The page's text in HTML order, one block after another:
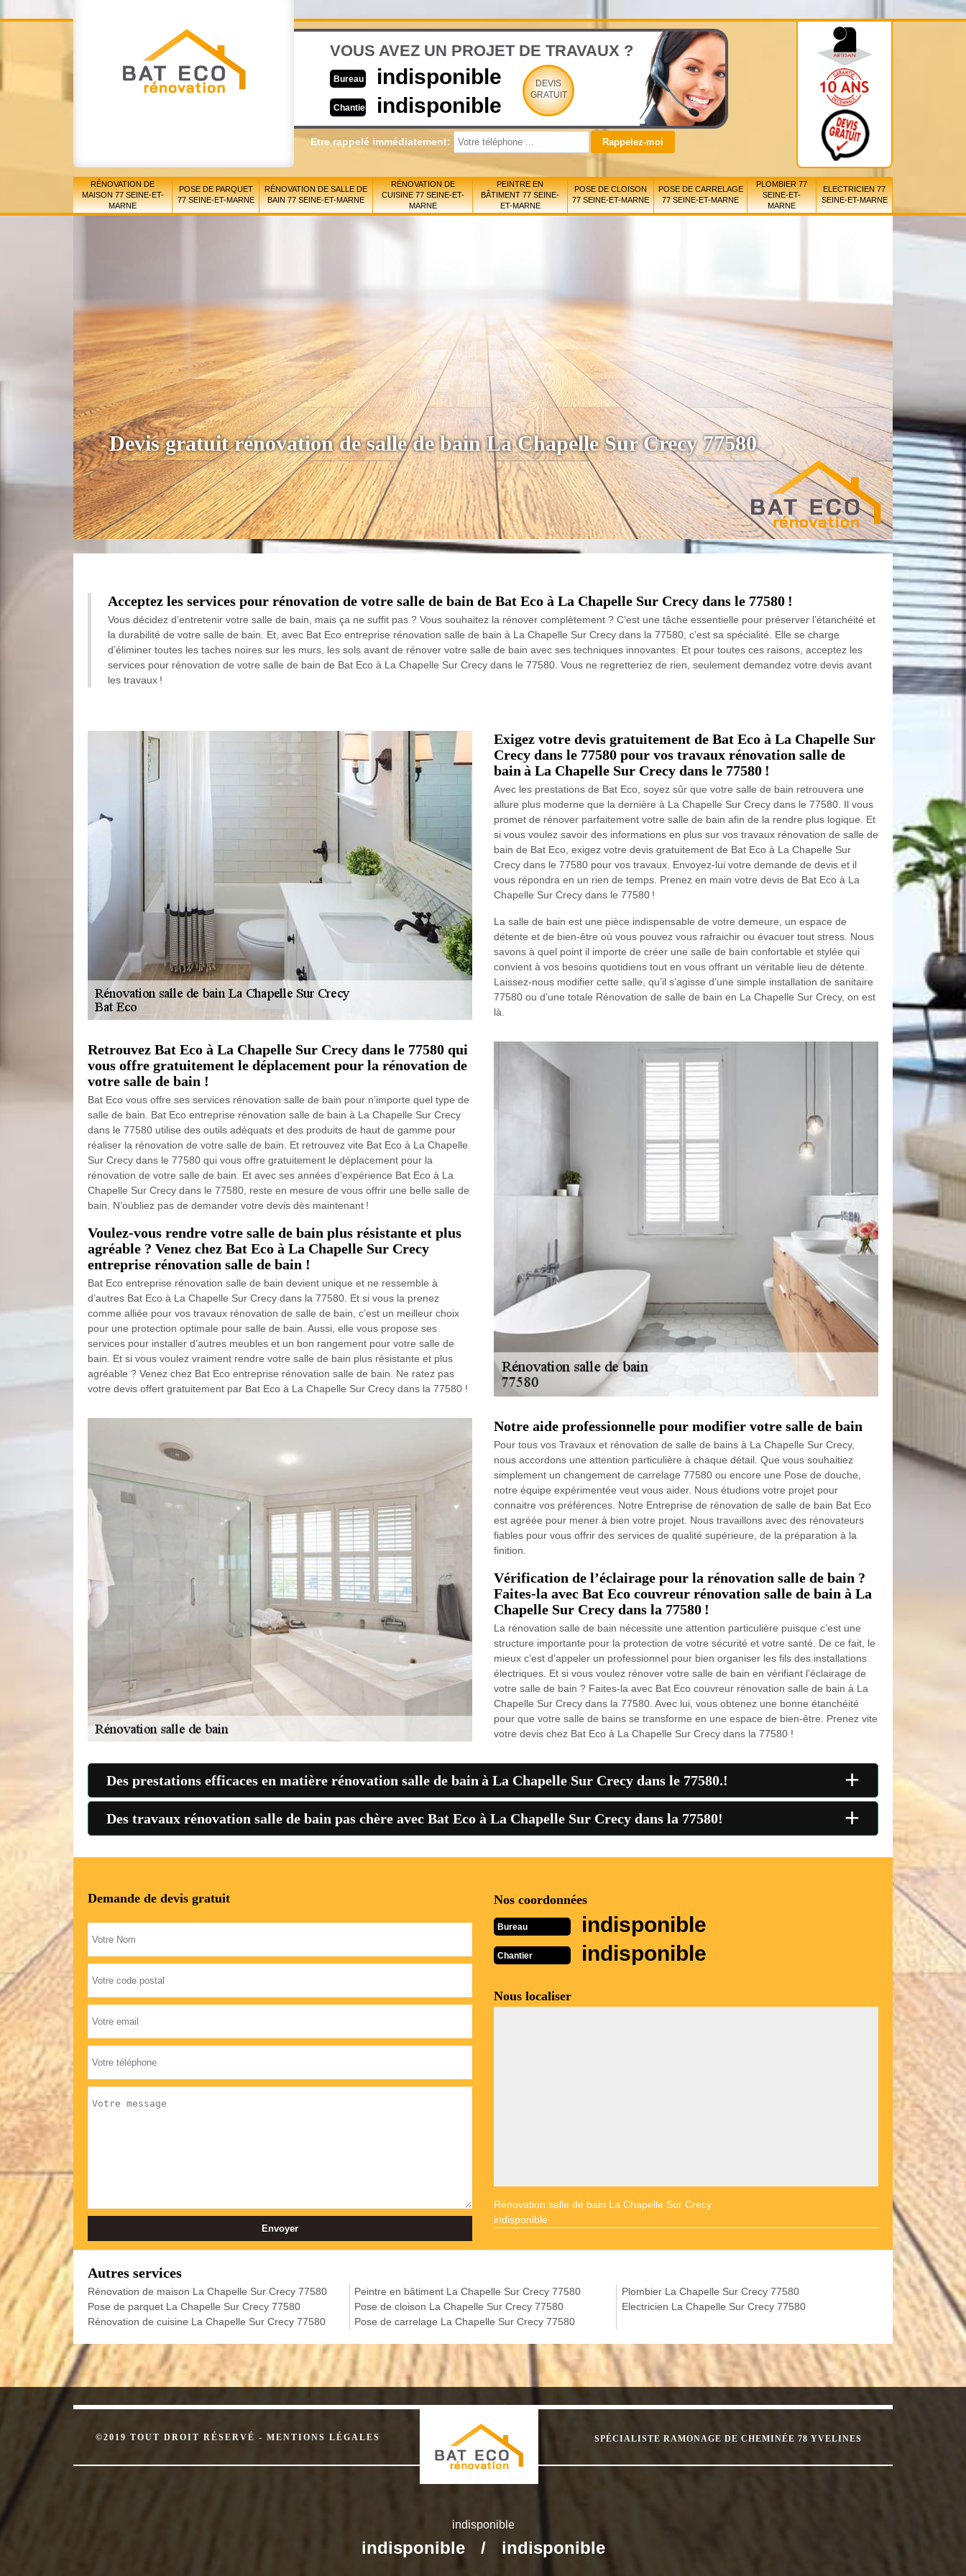
VOUS AVEZ UN PROJET DE TRAVAUX ?
Bureau indisponible
Chantier indisponible
DEVIS
GRATUIT
Etre rappelé immédiatement:
RÉNOVATION DE
MAISON 77 SEINE-ET-
MARNE
POSE DE PARQUET
77 SEINE-ET-MARNE
RÉNOVATION DE SALLE DE
BAIN 77 SEINE-ET-MARNE
RÉNOVATION DE
CUISINE 77 SEINE-ET-
MARNE
PEINTRE EN
BÂTIMENT 77 SEINE-
ET-MARNE
POSE DE CLOISON
77 SEINE-ET-MARNE
POSE DE CARRELAGE
77 SEINE-ET-MARNE
PLOMBIER 77
SEINE-ET-
MARNE
ELECTRICIEN 77
SEINE-ET-MARNE
Devis gratuit rénovation de salle de bain La Chapelle Sur Crecy 77580
Acceptez les services pour rénovation de votre salle de bain de Bat Eco à La Chapelle Sur Crecy dans le 77580 !
Vous décidez d’entretenir votre salle de bain, mais ça ne suffit pas ? Vous souhaitez la rénover complètement ? C’est une tâche essentielle pour préserver l’étanchéité et
la durabilité de votre salle de bain. Et, avec Bat Eco entreprise rénovation salle de bain à La Chapelle Sur Crecy dans la 77580, c’est sa spécialité. Elle se charge
d’éliminer toutes les taches noires sur les murs, les sols avant de rénover votre salle de bain avec ses techniques innovantes. Et pour toutes ces raisons, acceptez les
services pour rénovation de votre salle de bain de Bat Eco à La Chapelle Sur Crecy dans le 77580. Vous ne regretteriez de rien, seulement demandez votre devis avant
les travaux !
Exigez votre devis gratuitement de Bat Eco à La Chapelle Sur
Crecy dans le 77580 pour vos travaux rénovation salle de
bain à La Chapelle Sur Crecy dans le 77580 !
Avec les prestations de Bat Eco, soyez sûr que votre salle de bain retrouvera une
allure plus moderne que la dernière à La Chapelle Sur Crecy dans le 77580. Il vous
promet de rénover parfaitement votre salle de bain afin de la rendre plus logique. Et
si vous voulez savoir des informations en plus sur vos travaux rénovation de salle de
bain de Bat Eco, exigez votre devis gratuitement de Bat Eco à La Chapelle Sur
Crecy dans le 77580 pour vos travaux. Envoyez-lui votre demande de devis et il
vous répondra en un rien de temps. Prenez en main votre devis de Bat Eco à La
Chapelle Sur Crecy dans le 77580 !
La salle de bain est une pièce indispensable de votre demeure, un espace de
détente et de bien-être où vous pouvez vous rafraichir ou évacuer tout stress. Nous
savons à quel point il importe de créer une salle de bain confortable et stylée qui
convient à vos besoins quotidiens tout en vous offrant un véritable lieu de détente.
Laissez-nous modifier cette salle, qu’il s’agisse d’une simple installation de sanitaire
77580 ou d’une totale Rénovation de salle de bain en La Chapelle Sur Crecy, on est
là.
Retrouvez Bat Eco à La Chapelle Sur Crecy dans le 77580 qui
vous offre gratuitement le déplacement pour la rénovation de
votre salle de bain !
Bat Eco vous offre ses services rénovation salle de bain pour n’importe quel type de
salle de bain. Bat Eco entreprise rénovation salle de bain à La Chapelle Sur Crecy
dans le 77580 utilise des outils adéquats et des produits de haut de gamme pour
réaliser la rénovation de votre salle de bain. Et retrouvez vite Bat Eco à La Chapelle
Sur Crecy dans le 77580 qui vous offre gratuitement le déplacement pour la
rénovation de votre salle de bain. Et avec ses années d’expérience Bat Eco à La
Chapelle Sur Crecy dans le 77580, reste en mesure de vous offrir une belle salle de
bain. N’oubliez pas de demander votre devis dès maintenant !
Voulez-vous rendre votre salle de bain plus résistante et plus
agréable ? Venez chez Bat Eco à La Chapelle Sur Crecy
entreprise rénovation salle de bain !
Bat Eco entreprise rénovation salle de bain devient unique et ne ressemble à
d’autres Bat Eco à La Chapelle Sur Crecy dans la 77580. Et si vous la prenez
comme alliée pour vos travaux rénovation de salle de bain, c’est un meilleur choix
pour une protection optimale pour salle de bain. Aussi, elle vous propose ses
services pour installer d’autres meubles et un bon rangement pour votre salle de
bain. Et si vous voulez vraiment rendre votre salle de bain plus résistante et plus
agréable ? Venez chez Bat Eco entreprise rénovation salle de bain. Ne ratez pas
votre devis offert gratuitement par Bat Eco à La Chapelle Sur Crecy dans la 77580 !
Notre aide professionnelle pour modifier votre salle de bain
Pour tous vos Travaux et rénovation de salle de bains à La Chapelle Sur Crecy,
nous accordons une attention particulière à chaque détail. Que vous souhaitiez
simplement un changement de carrelage 77580 ou encore une Pose de douche,
notre équipe expérimentée veut vous aider. Nous étudions votre projet pour
connaitre vos préférences. Notre Entreprise de rénovation de salle de bain Bat Eco
est agréée pour mener à bien votre projet. Nous travaillons avec des rénovateurs
fiables pour vous offrir des services de qualité supérieure, de la préparation à la
finition.
Vérification de l’éclairage pour la rénovation salle de bain ?
Faites-la avec Bat Eco couvreur rénovation salle de bain à La
Chapelle Sur Crecy dans la 77580 !
La rénovation salle de bain nécessite une attention particulière puisque c’est une
structure importante pour la protection de votre sécurité et votre santé. De ce fait, le
mieux c’est d’appeler un professionnel pour bien organiser les fils des installations
électriques. Et si vous voulez rénover votre salle de bain en vérifiant l’éclairage de
votre salle de bain ? Faites-la avec Bat Eco couvreur rénovation salle de bain à La
Chapelle Sur Crecy dans la 77580. Avec lui, vous obtenez une bonne étanchéité
pour que votre salle de bains se transforme en une espace de bien-être. Prenez vite
votre devis chez Bat Eco à La Chapelle Sur Crecy dans la 77580 !
Des prestations efficaces en matière rénovation salle de bain à La Chapelle Sur Crecy dans le 77580.! +
Des travaux rénovation salle de bain pas chère avec Bat Eco à La Chapelle Sur Crecy dans la 77580! +
Demande de devis gratuit Nos coordonnées
Bureau indisponible
Chantier indisponible
Nous localiser
Rénovation salle de bain La Chapelle Sur Crecy
indisponible
Autres services
Rénovation de maison La Chapelle Sur Crecy 77580
Pose de parquet La Chapelle Sur Crecy 77580
Rénovation de cuisine La Chapelle Sur Crecy 77580
Peintre en bâtiment La Chapelle Sur Crecy 77580
Pose de cloison La Chapelle Sur Crecy 77580
Pose de carrelage La Chapelle Sur Crecy 77580
Plombier La Chapelle Sur Crecy 77580
Electricien La Chapelle Sur Crecy 77580
©2019 TOUT DROIT RÉSERVÉ - MENTIONS LÉGALES SPÉCIALISTE RAMONAGE DE CHEMINÉE 78 YVELINES
indisponible
indisponible / indisponible